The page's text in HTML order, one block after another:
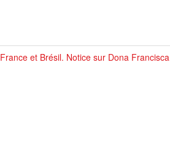
France et Brésil. Notice sur Dona Francisca